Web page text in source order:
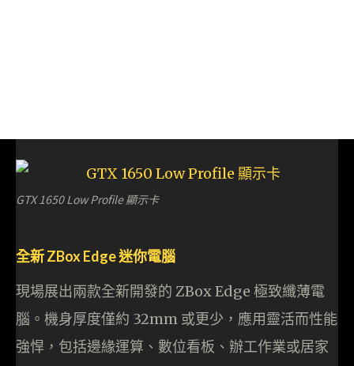
GTX 1650 Low Profile 顯示卡
全新 ZBox Edge 迷你電腦
現場展出兩款全新開發的 ZBox Edge 極致纖薄電
腦。機身厚度僅約 32mm 或更少，應用靈活而性能
強悍，包括邊緣運算、數位看板、辦工作業或居家